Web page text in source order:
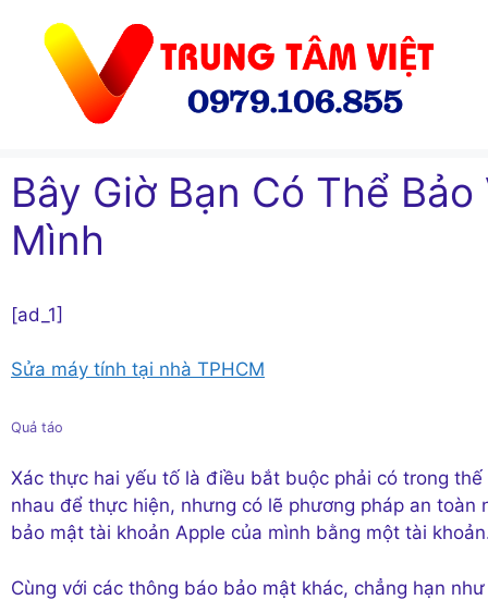
Bây Giờ Bạn Có Thể
Mình
[ad_1]
Sửa máy tính tại nhà TPHCM
Quả táo
Xác thực hai yếu tố là điều bắt buộc phải có trong
nhau để thực hiện, nhưng có lẽ phương pháp an
bảo mật tài khoản Apple của mình bằng một tài
Cùng với các thông báo bảo mật khác, chẳng hạn